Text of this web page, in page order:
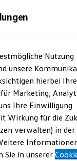
Nutzung
unsere
hierbei Ihre
Marketing,
Ihre Einwilligung
Wirkung für die
verwalten) in der
Sie in unserer